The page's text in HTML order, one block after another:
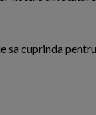
sa cuprinda